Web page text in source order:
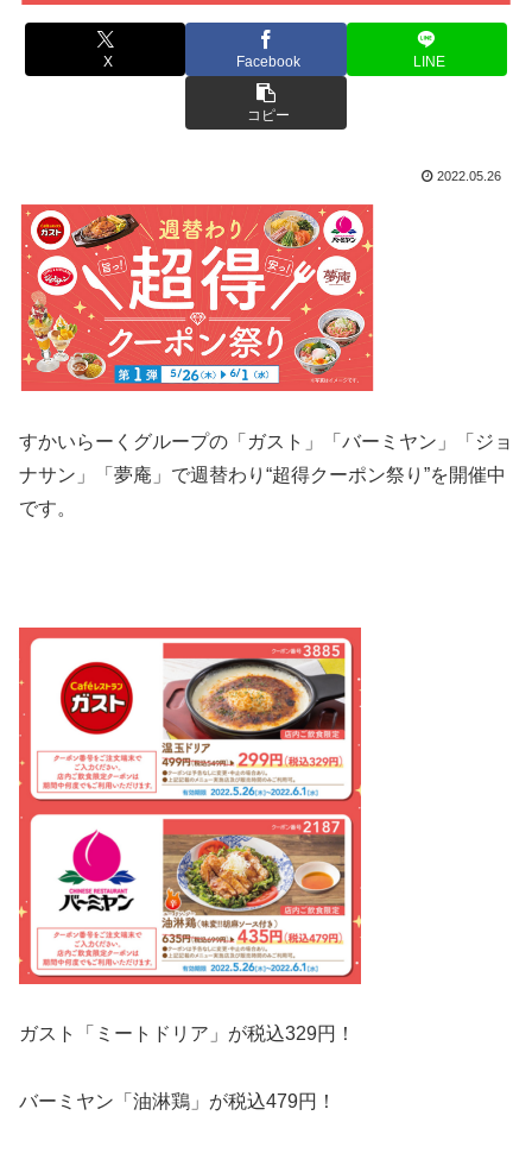
X Facebook LINE
コピー
2022.05.26
すかいらーくグループの「ガスト」「バーミヤン」「ジョ
ナサン」「夢庵」で週替わり“超得クーポン祭り”を開催中
です。
ガスト 「ミートドリア」が税込329円！
バーミヤン「油淋鶏」が税込479円！